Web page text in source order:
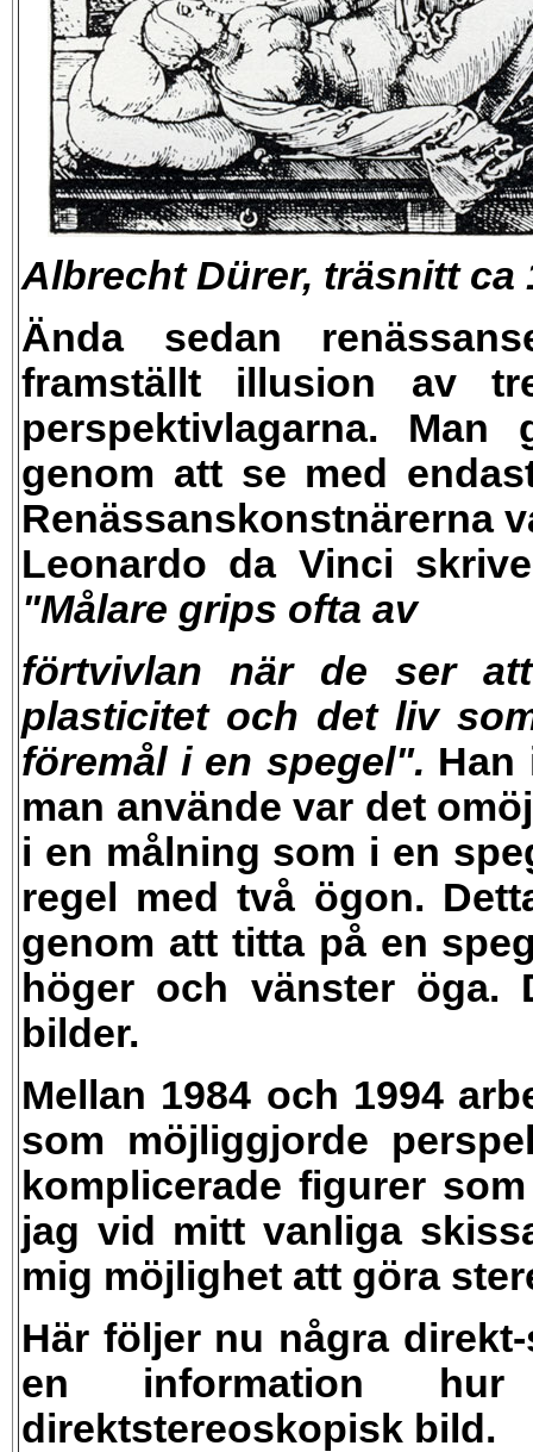
Albrecht Dürer, träsnitt ca
Ända sedan
framställt illusion av
perspektivlagarna.
genom att se med
Renässanskonstnärerna
Leonardo da Vinci
"Målare grips ofta av
förtvivlan när de ser
plasticitet och det liv
föremål i en spegel". Han
man använde var det
i en målning som i en
regel medtvå ögon.
genom att titta på en
höger och vänster
bilder.
Mellan 1984 och 1994
som möjliggjorde
komplicerade figurer
jag vid mitt vanliga
mig möjlighet att göra
Här följer nu några
en information
direktstereoskopisk bild.